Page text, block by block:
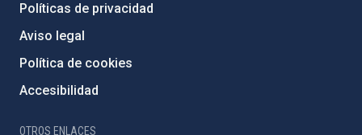
Políticas de privacidad
Aviso legal
Política de cookies
Accesibilidad
OTROS ENLACES